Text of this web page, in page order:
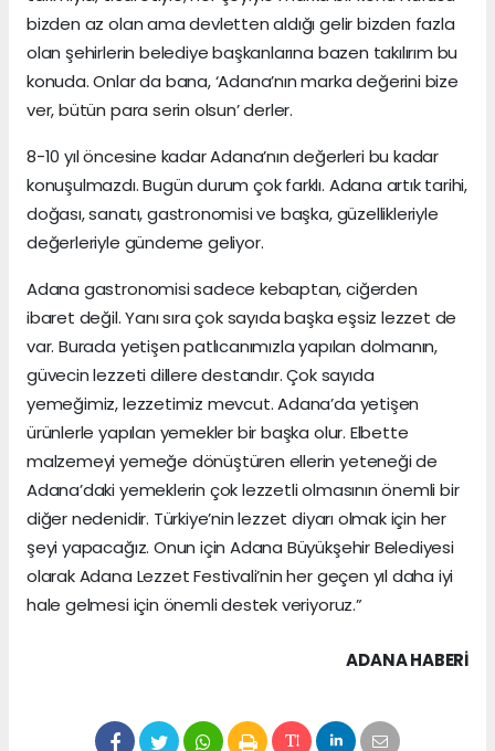
bizden az olan ama devletten aldığı gelir bizden fazla
olan şehirlerin belediye başkanlarına bazen takılırım bu
konuda. Onlar da bana, ‘Adana’nın marka değerini bize
ver, bütün para serin olsun’ derler.
8-10 yıl öncesine kadar Adana’nın değerleri bu kadar
konuşulmazdı. Bugün durum çok farklı. Adana artık tarihi,
doğası, sanatı, gastronomisi ve başka, güzellikleriyle
değerleriyle gündeme geliyor.
Adana gastronomisi sadece kebaptan, ciğerden
ibaret değil. Yanı sıra çok sayıda başka eşsiz lezzet de
var. Burada yetişen patlıcanımızla yapılan dolmanın,
güvecin lezzeti dillere destandır. Çok sayıda
yemeğimiz, lezzetimiz mevcut. Adana’da yetişen
ürünlerle yapılan yemekler bir başka olur. Elbette
malzemeyi yemeğe dönüştüren ellerin yeteneği de
Adana’daki yemeklerin çok lezzetli olmasının önemli bir
diğer nedenidir. Türkiye’nin lezzet diyarı olmak için her
şeyi yapacağız. Onun için Adana Büyükşehir Belediyesi
olarak Adana Lezzet Festivali’nin her geçen yıl daha iyi
hale gelmesi için önemli destek veriyoruz.”
ADANA HABERİ